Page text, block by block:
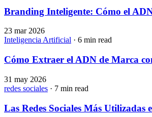
Branding Inteligente: Cómo el
23 mar 2026
Inteligencia Artificial · 6 min read
Cómo Extraer el ADN de Marca
31 may 2026
redes sociales · 7 min read
Las Redes Sociales Más